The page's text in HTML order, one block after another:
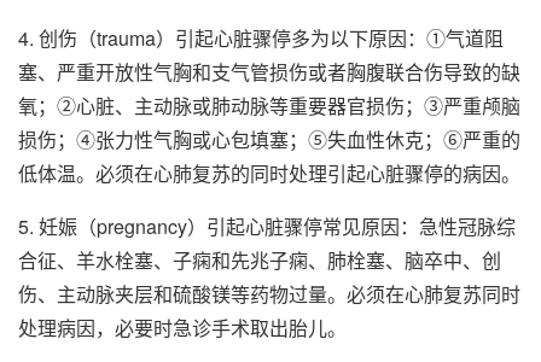
4. 创伤（trauma）引起心脏骤停多为以下原因：①气道阻
塞、严重开放性气胸和支气管损伤或者胸腹联合伤导致的缺
氧；②心脏、主动脉或肺动脉等重要器官损伤；③严重颅脑
损伤；④张力性气胸或心包填塞；⑤失血性休克；⑥严重的
低体温。必须在心肺复苏的同时处理引起心脏骤停的病因。
5. 妊娠（pregnancy）引起心脏骤停常见原因：急性冠脉综
合征、羊水栓塞、子痫和先兆子痫、肺栓塞、脑卒中、创
伤、主动脉夹层和硫酸镁等药物过量。必须在心肺复苏同时
处理病因，必要时急诊手术取出胎儿。